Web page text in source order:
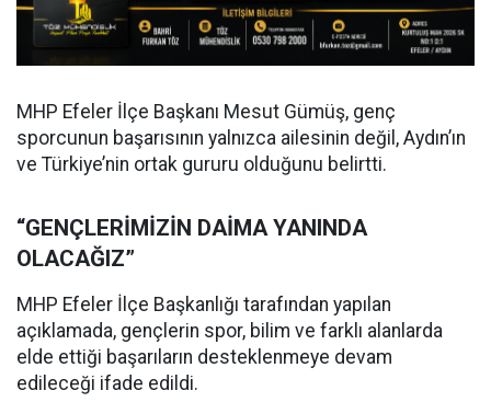
MHP Efeler İlçe Başkanı Mesut Gümüş, genç
sporcunun başarısının yalnızca ailesinin değil, Aydın’ın
ve Türkiye’nin ortak gururu olduğunu belirtti.
“GENÇLERİMİZİN DAİMA YANINDA
OLACAĞIZ”
MHP Efeler İlçe Başkanlığı tarafından yapılan
açıklamada, gençlerin spor, bilim ve farklı alanlarda
elde ettiği başarıların desteklenmeye devam
edileceği ifade edildi.